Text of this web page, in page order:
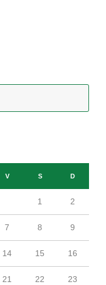
V S D
1 2
7 8 9
14 15 16
21 22 23